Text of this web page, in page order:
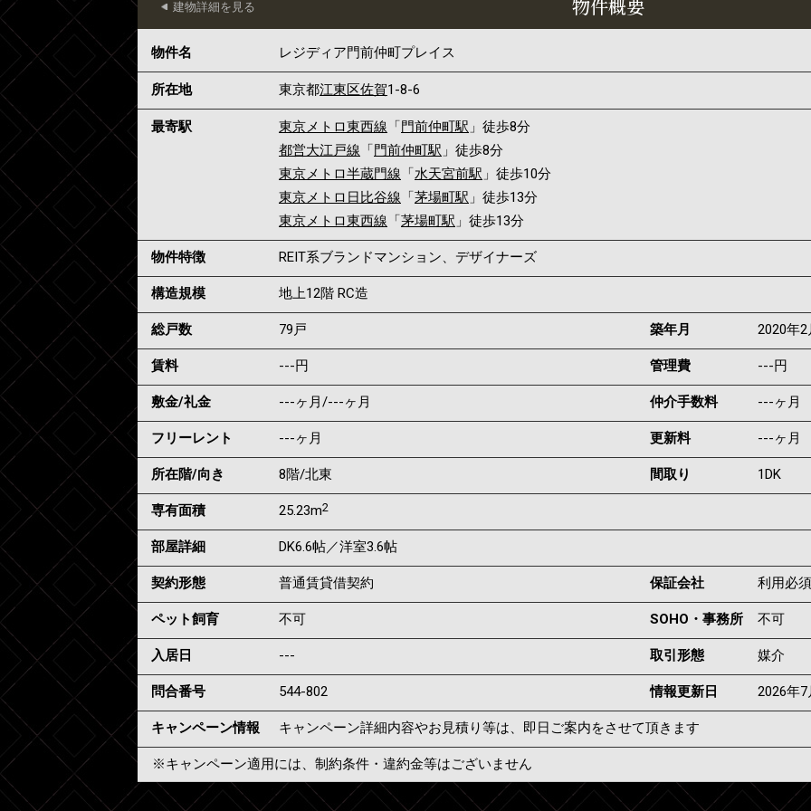
物件概要
建物詳細を見る
物件名 レジディア門前仲町プレイス
所在地 東京都江東区佐賀1-8-6
最寄駅 東京メトロ東西線 「門前仲町駅 」徒歩8分
都営大江戸線 「門前仲町駅 」徒歩8分
東京メトロ半蔵門線 「水天宮前駅 」徒歩10分
東京メトロ日比谷線 「茅場町駅 」徒歩13分
東京メトロ東西線 「茅場町駅 」徒歩13分
物件特徴 REIT系ブランドマンション、デザイナーズ
構造規模 地上12階 RC造
総戸数 79戸 築年月 2020年2
賃料 ---円 管理費 ---円
敷金/礼金 ---ヶ月/---ヶ月 仲介手数料 ---ヶ月
フリーレント ---ヶ月 更新料 ---ヶ月
所在階/向き 8階/北東 間取り 1DK
専有面積 25.23m2
部屋詳細 DK6.6帖／洋室3.6帖
契約形態 普通賃貸借契約 保証会社 利用必須
ペット飼育 不可 SOHO・事務所 不可
入居日 --- 取引形態 媒介
問合番号 544-802 情報更新日 2026年
キャンペーン情報 キャンペーン詳細内容やお見積り等は、即日ご案内をさせて頂きます
※キャンペーン適用には、制約条件・違約金等はございません